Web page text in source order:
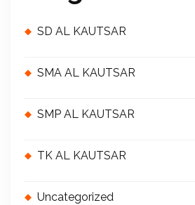
SD AL KAUTSAR
SMA AL KAUTSAR
SMP AL KAUTSAR
TK AL KAUTSAR
Uncategorized